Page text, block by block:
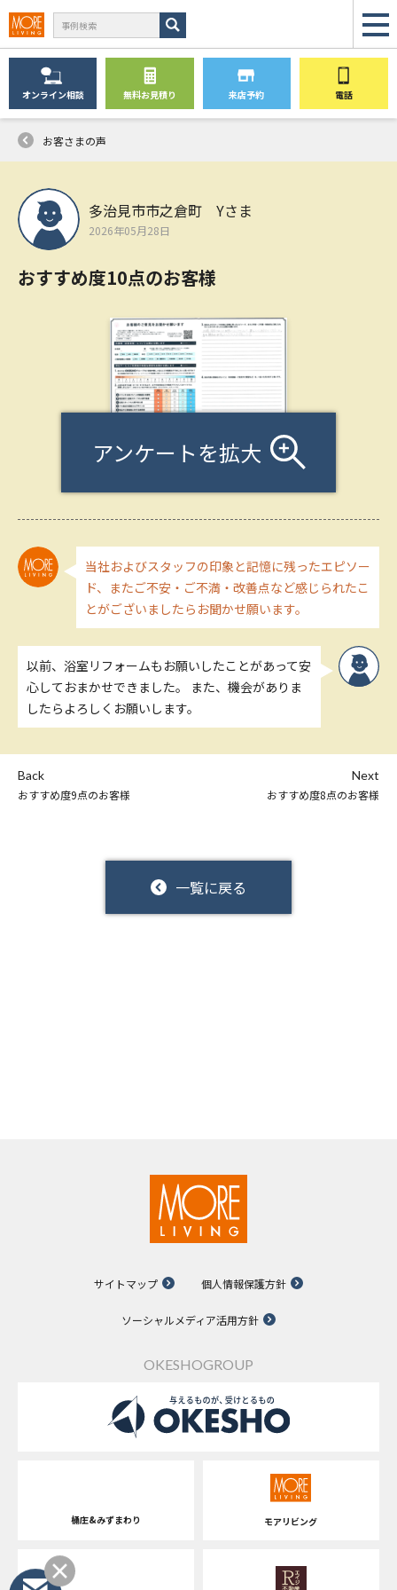
オンライン相談 無料お見積り 来店予約 電話
お客さまの声
多治見市市之倉町 Yさま
2026年05月28日
おすすめ度10点のお客様
アンケートを拡大
当社およびスタッフの印象と記憶に残ったエピソー
ド、またご不安・ご不満・改善点など感じられたこ
とがございましたらお聞かせ願います。
以前、浴室リフォームもお願いしたことがあって安
心しておまかせできました。 また、機会がありま
したらよろしくお願いします。
Back
おすすめ度9点のお客様
一覧に戻る
Next
おすすめ度8点のお客様
サイトマップ 個人情報保護方針
ソーシャルメディア活用方針
OKESHOGROUP
桶庄&みずまわり モアリビング